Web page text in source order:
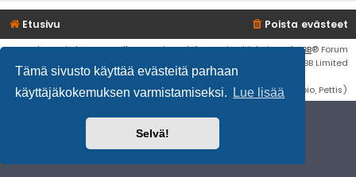
Tämä sivusto käyttää evästeitä parhaan
käyttäjäkokemuksen varmistamiseksi.
Lue lisää
Selvä!
Etusivu Poista evästeet
Flat Style byIan Bradley• Keskustelufoorumin ohjelmistophpBB® Forum
Software © phpBB Limited
Käännös: phpBB Suomi (lurttinen, harritapio, Pettis)